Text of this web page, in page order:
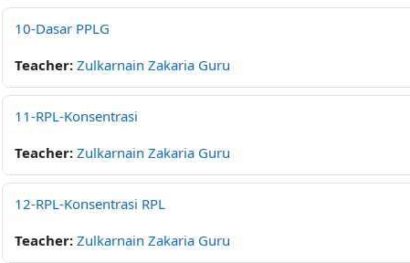
10-Dasar PPLG
Teacher: Zulkarnain Zakaria Guru
11-RPL-Konsentrasi
Teacher: Zulkarnain Zakaria Guru
12-RPL-Konsentrasi RPL
Teacher: Zulkarnain Zakaria Guru